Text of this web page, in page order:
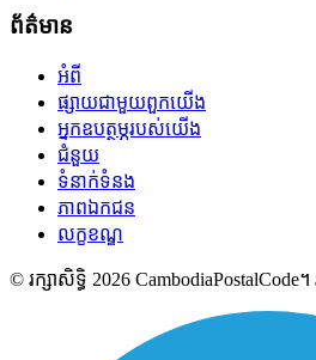
ព័ត៌មាន
អំពី
ផ្សាយជាមួយពួកយើង
អ្នកឧបត្ថម្ភរបស់យើង
ជំនួយ
ទំនាក់ទំនង
ភាពឯកជន
លក្ខខណ្ឌ
© រក្សាសិទ្ធិ 2026 CambodiaPostalCode